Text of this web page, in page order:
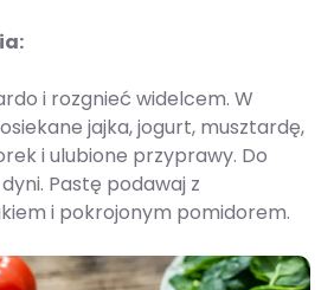
i rozgnieć widelcem. W
jajka, jogurt, musztardę,
i ulubione przyprawy. Do
Pastę podawaj z
i pokrojonym pomidorem.